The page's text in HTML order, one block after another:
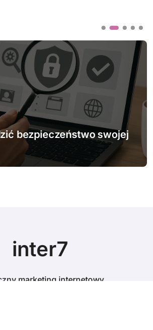
bezpieczeństwo swojej
inter7
marketing internetowy